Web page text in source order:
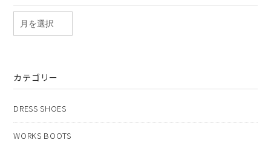
カテゴリー
DRESS SHOES
WORKS BOOTS